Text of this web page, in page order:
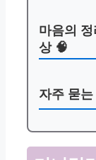
마음의
상 🧠
자주 묻는